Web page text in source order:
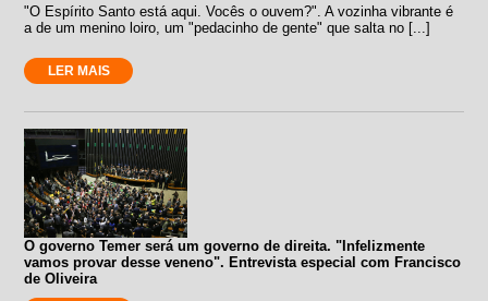
"O Espírito Santo está aqui. Vocês o ouvem?". A vozinha vibrante é
a de um menino loiro, um "pedacinho de gente" que salta no [...]
LER MAIS
O governo Temer será um governo de direita. "Infelizmente
vamos provar desse veneno". Entrevista especial com Francisco
de Oliveira